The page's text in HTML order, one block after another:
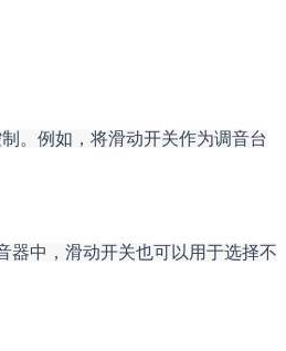
。例如，将滑动开关作为调音台
器中，滑动开关也可以用于选择不